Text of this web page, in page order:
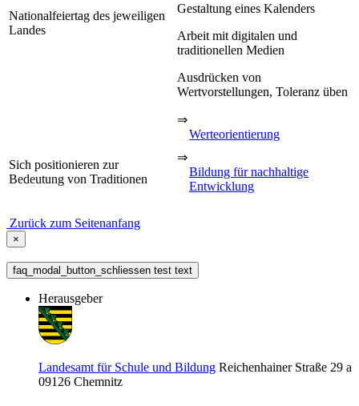
Nationalfeiertag des jeweiligen
Landes
Gestaltung eines Kalenders
Arbeit mit digitalen und
traditionellen Medien
Ausdrücken von
Wertvorstellungen, Toleranz üben
⇒
Werteorientierung
Sich positionieren zur
Bedeutung von Traditionen
⇒
Bildung für nachhaltige
Entwicklung
Zurück zum Seitenanfang
×
faq_modal_button_schliessen test text
Herausgeber
Landesamt für Schule und Bildung Reichenhainer Straße 29 a
09126 Chemnitz